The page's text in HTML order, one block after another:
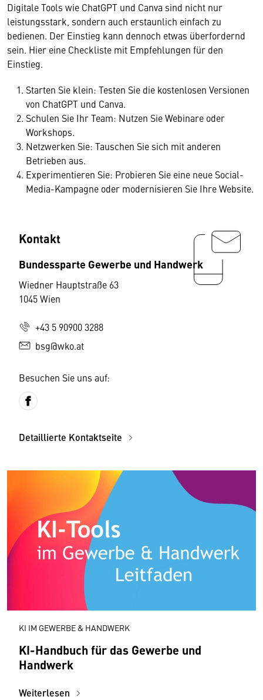
Digitale Tools wie ChatGPT und Canva sind nicht nur
leistungsstark, sondern auch erstaunlich einfach zu
bedienen. Der Einstieg kann dennoch etwas überfordernd
sein. Hier eine Checkliste mit Empfehlungen für den
Einstieg.
Starten Sie klein: Testen Sie die kostenlosen Versionen
von ChatGPT und Canva.
Schulen Sie Ihr Team: Nutzen Sie Webinare oder
Workshops.
Netzwerken Sie: Tauschen Sie sich mit anderen
Betrieben aus.
Experimentieren Sie: Probieren Sie eine neue Social-
Media-Kampagne oder modernisieren Sie Ihre Website.
Kontakt
Bundessparte Gewerbe und Handwerk
Wiedner Hauptstraße 63
1045 Wien
+43 5 90900 3288
bsg@wko.at
Besuchen Sie uns auf:
Detaillierte Kontaktseite
KI IM GEWERBE & HANDWERK
KI-Handbuch für das Gewerbe und
Handwerk
Weiterlesen